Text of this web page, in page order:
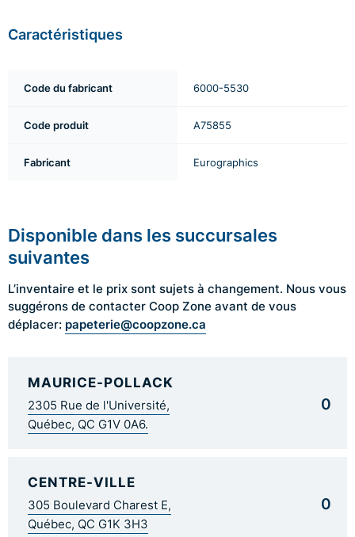
Caractéristiques
Code du fabricant 6000-5530
Code produit A75855
Fabricant Eurographics
Disponible dans les succursales
suivantes
L’inventaire et le prix sont sujets à changement. Nous vous
suggérons de contacter Coop Zone avant de vous
déplacer: papeterie@coopzone.ca
MAURICE-POLLACK
2305 Rue de l'Université,
Québec, QC G1V 0A6.
0
CENTRE-VILLE
305 Boulevard Charest E,
Québec, QC G1K 3H3
0